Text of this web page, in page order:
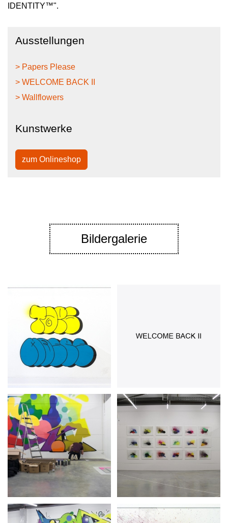
IDENTITY™".
Ausstellungen
> Papers Please
> WELCOME BACK II
> Wallflowers
Kunstwerke
zum Onlineshop
Bildergalerie